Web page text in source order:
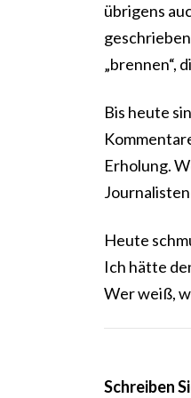
übrigens
„brennen“,
Bis heute
Erholung.
Heute
Ich hätte
Wer weiß,
Schreiben